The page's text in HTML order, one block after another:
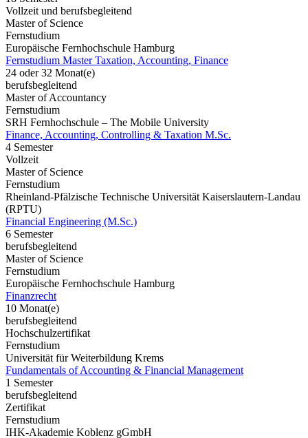
Vollzeit und berufsbegleitend
Master of Science
Fernstudium
Europäische Fernhochschule Hamburg
Fernstudium Master Taxation, Accounting, Finance
24 oder 32 Monat(e)
berufsbegleitend
Master of Accountancy
Fernstudium
SRH Fernhochschule – The Mobile University
Finance, Accounting, Controlling & Taxation M.Sc.
4 Semester
Vollzeit
Master of Science
Fernstudium
Rheinland-Pfälzische Technische Universität Kaiserslautern-Landau
(RPTU)
Financial Engineering (M.Sc.)
6 Semester
berufsbegleitend
Master of Science
Fernstudium
Europäische Fernhochschule Hamburg
Finanzrecht
10 Monat(e)
berufsbegleitend
Hochschulzertifikat
Fernstudium
Universität für Weiterbildung Krems
Fundamentals of Accounting & Financial Management
1 Semester
berufsbegleitend
Zertifikat
Fernstudium
IHK-Akademie Koblenz gGmbH